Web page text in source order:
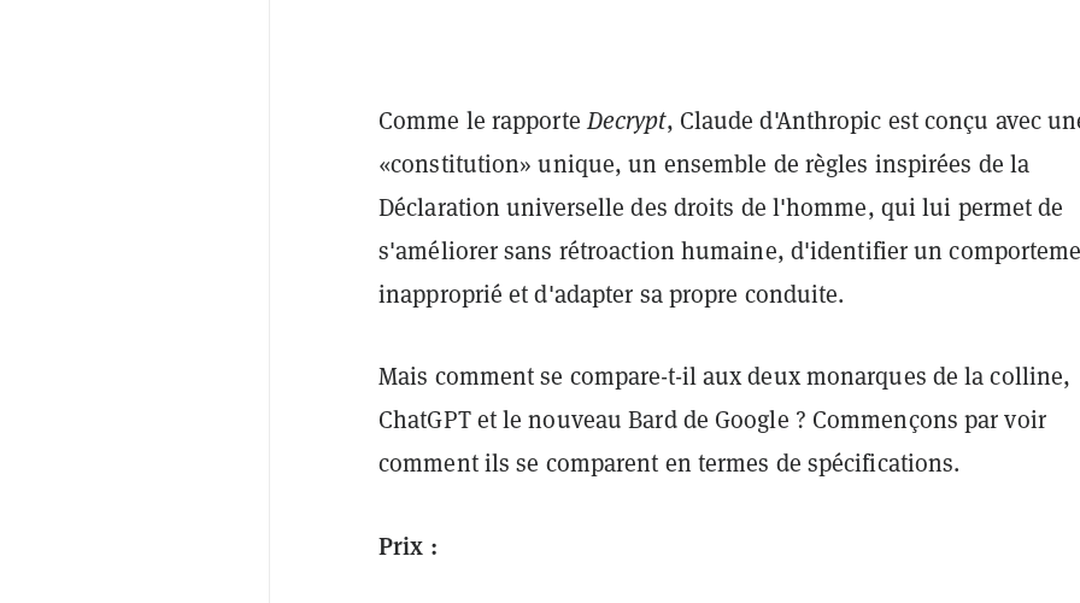
Comme le rapporteDecrypt, Claude d'Anthropic est conçu avec
«constitution» unique, un ensemble de règles inspirées de la
Déclaration universelle des droits de l'homme, qui lui permet de
s'améliorer sans rétroaction humaine, d'identifier un
inapproprié et d'adapter sa propre conduite.
Mais comment se compare-t-il aux deux monarques de la colline,
ChatGPT et le nouveau Bard de Google ? Commençons par voir
comment ils se comparent en termes de spécifications.
Prix :